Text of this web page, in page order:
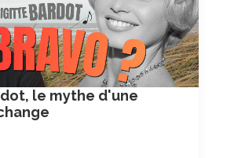
le mythe d'une